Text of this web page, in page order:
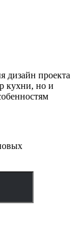
дизайн проекта
кухни, но и